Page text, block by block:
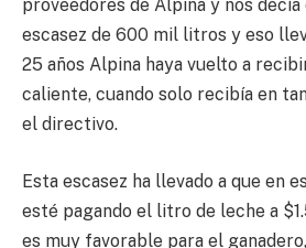
proveedores de Alpina y nos decía
escasez de 600 mil litros y eso
25 años Alpina haya vuelto a
caliente, cuando solo recibía en
el directivo.
Esta escasez ha llevado a que en
esté pagando el litro de leche a
es muy favorable para el